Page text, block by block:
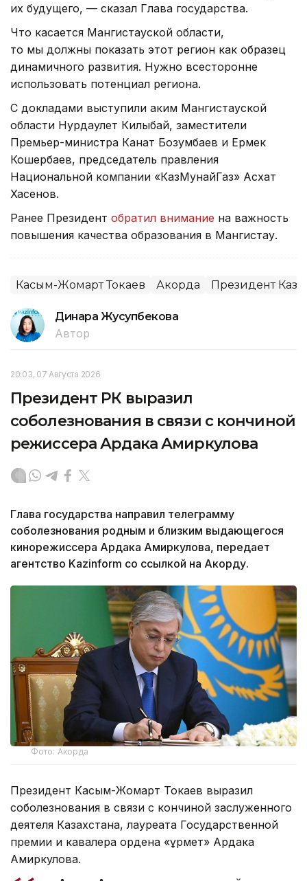
их будущего, — сказал Глава государства.
Что касается Мангистауской области,
то мы должны показать этот регион как образец
динамичного развития. Нужно всесторонне
использовать потенциал региона.
С докладами выступили аким Мангистауской
области Нурдаулет Килыбай, заместители
Премьер-министра Канат Бозумбаев и Ермек
Кошербаев, председатель правления
Национальной компании «КазМунайГаз» Асхат
Хасенов.
Ранее Президент обратил внимание на важность
повышения качества образования в Мангистау.
Касым-Жомарт Токаев Акорда Президент
Динара Жусупбекова
Автор
20:03, 07 Августа 2026
Президент РК выразил
соболезнования в связи с кончиной
режиссера Ардака Амиркулова
Глава государства направил телеграмму
соболезнования родным и близким выдающегося
кинорежиссера Ардака Амиркулова, передает
агентство Kazinform со ссылкой на Акорду.
Фото: Акорда
Президент Касым-Жомарт Токаев выразил
соболезнования в связи с кончиной заслуженного
деятеля Казахстана, лауреата Государственной
премии и кавалера ордена «Құрмет» Ардака
Амиркулова.